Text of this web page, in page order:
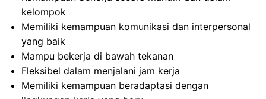
kelompok
Memiliki kemampuan komunikasi dan interpersonal
yang baik
Mampu bekerja di bawah tekanan
Fleksibel dalam menjalani jam kerja
Memiliki kemampuan beradaptasi dengan